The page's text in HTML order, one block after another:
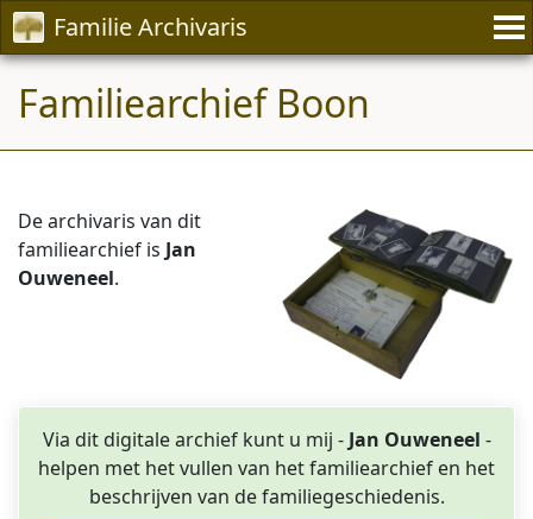
Familie Archivaris
Familiearchief Boon
De archivaris van dit
familiearchief is Jan
Ouweneel.
Via dit digitale archief kunt u mij - Jan Ouweneel -
helpen met het vullen van het familiearchief en het
beschrijven van de familiegeschiedenis.